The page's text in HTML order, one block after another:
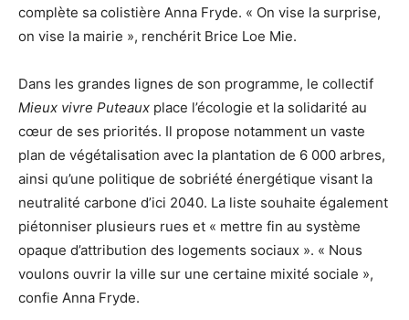
complète sa colistière Anna Fryde. « On vise la surprise,
on vise la mairie », renchérit Brice Loe Mie.
Dans les grandes lignes de son programme, le collectif
Mieux vivre Puteaux place l’écologie et la solidarité au
cœur de ses priorités. Il propose notamment un vaste
plan de végétalisation avec la plantation de 6 000 arbres,
ainsi qu’une politique de sobriété énergétique visant la
neutralité carbone d’ici 2040. La liste souhaite également
piétonniser plusieurs rues et « mettre fin au système
opaque d’attribution des logements sociaux ». « Nous
voulons ouvrir la ville sur une certaine mixité sociale »,
confie Anna Fryde.